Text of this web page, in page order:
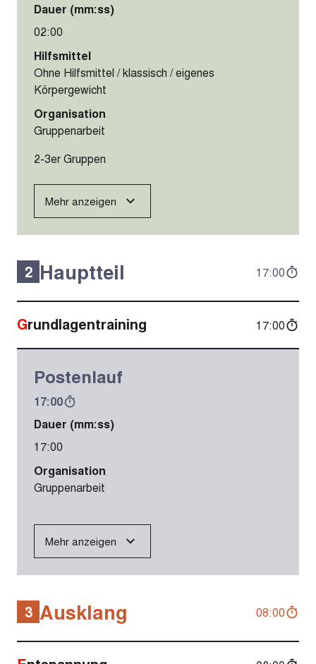
Dauer (mm:ss)
02:00
Hilfsmittel
Ohne Hilfsmittel / klassisch / eigenes
Körpergewicht
Organisation
Gruppenarbeit
2-3er Gruppen
Mehr anzeigen
2 Hauptteil 17:00
Grundlagentraining 17:00
Postenlauf
17:00
Dauer (mm:ss)
17:00
Organisation
Gruppenarbeit
Mehr anzeigen
3 Ausklang 08:00